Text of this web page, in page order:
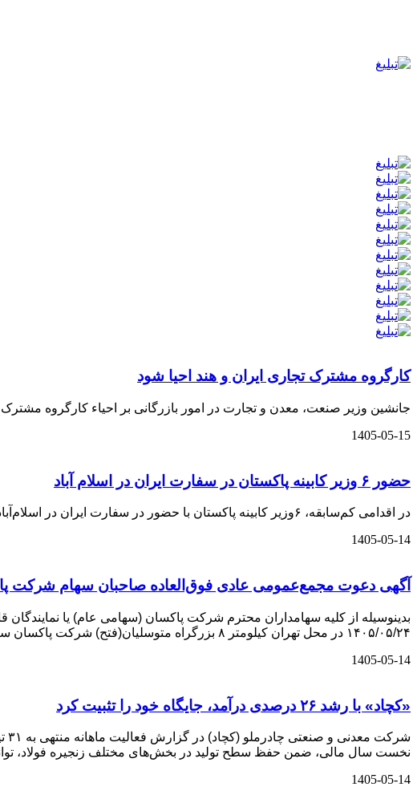
کارگروه مشترک تجاری ایران و هند احیا شود
جانشین وزیر صنعت، معدن و تجارت در امور بازرگانی بر احیاء کارگروه
1405-05-15
حضور ۶ وزیر کابینه پاکستان در سفارت ایران در اسلام آباد
در اقدامی کم‌سابقه، ۶وزیر کابینه پاکستان با حضور در سفارت ایران در اسلام‌آباد، با سیدمحمد اتابک وزیر صنعت، معدن و تجارت دیدار و گفت‌وگو کردند.
1405-05-14
آگهی دعوت مجمع‌عمومی عادی فوق‌العاده صاحبان سهام شرکت
۱۴۰۵/۰۵/۲۴ در محل تهران کیلومتر ۸ بزرگراه متوسلیان(فتح) شرکت پاکسان سالن اجتماعات حضور به هم رسانند.
1405-05-14
«کچاد» با رشد ۲۶ درصدی درآمد، جایگاه خود را تثبیت کرد
نخست سال مالی، ضمن حفظ سطح تولید در بخش‌های مختلف زنجیره فولاد،
1405-05-14